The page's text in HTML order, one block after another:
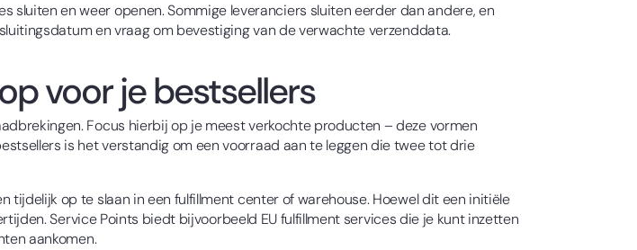
en weer openen. Sommige leveranciers sluiten eerder dan andere, en
en vraag om bevestiging van de verwachte verzenddata.
voor je bestsellers
Focus hierbij op je meest verkochte producten – deze vormen
is het verstandig om een voorraad aan te leggen die twee tot drie
op te slaan in een fulfillment center of warehouse. Hoewel dit een initiële
Service Points biedt bijvoorbeeld EU fulfillment services die je kunt inzetten
aankomen.